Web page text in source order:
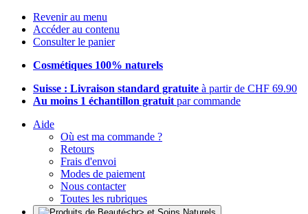
Revenir au menu
Accéder au contenu
Consulter le panier
Cosmétiques 100% naturels
Suisse : Livraison standard gratuite à partir de CHF 69.90
Au moins 1 échantillon gratuit par commande
Aide
Où est ma commande ?
Retours
Frais d'envoi
Modes de paiement
Nous contacter
Toutes les rubriques